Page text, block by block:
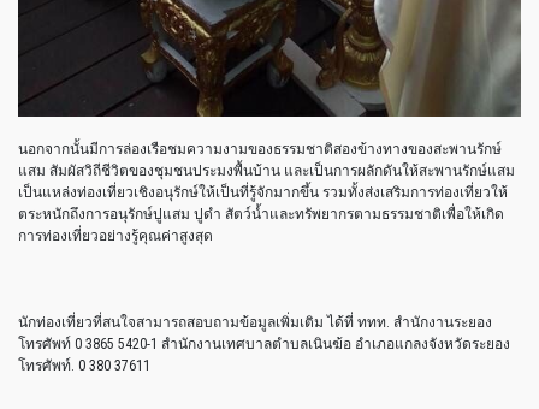
นอกจากนั้นมีการล่องเรือชมความงามของธรรมชาติสองข้างทางของสะพานรักษ์
แสม สัมผัสวิถีชีวิตของชุมชนประมงพื้นบ้าน และเป็นการผลักดันให้สะพานรักษ์แสม
เป็นแหล่งท่องเที่ยวเชิงอนุรักษ์ให้เป็นที่รู้จักมากขึ้น รวมทั้งส่งเสริมการท่องเที่ยวให้
ตระหนักถึงการอนุรักษ์ปูแสม ปูดำ สัตว์น้ำและทรัพยากรตามธรรมชาติเพื่อให้เกิด
การท่องเที่ยวอย่างรู้คุณค่าสูงสุด
นักท่องเที่ยวที่สนใจสามารถสอบถามข้อมูลเพิ่มเติม ได้ที่ ททท. สำนักงานระยอง
โทรศัพท์ 0 3865 5420-1 สำนักงานเทศบาลตำบลเนินฆ้อ อำเภอแกลงจังหวัดระยอง
โทรศัพท์. 0 380 37611